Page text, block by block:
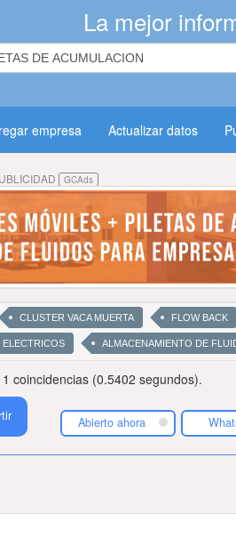
La mejor
empresa Actualizar datos
GCAds
CLUSTER VACA MUERTA FLOW BACK
ELECTRICOS ALMACENAMIENTO DE
coincidencias (0.5402 segundos).
Abierto ahora